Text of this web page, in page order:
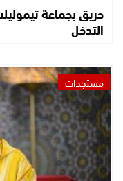
حريق بجماعة
التدخل
مستجدات